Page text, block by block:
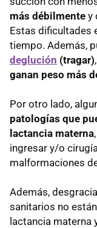
más débilmente y
Estas dificultades
tiempo. Además,
deglución (tragar)
ganan peso más
Por otro lado,
patologías que
lactancia materna
ingresar y/o
malformaciones
Además,
sanitarios no
lactancia materna